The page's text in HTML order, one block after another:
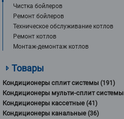
Чистка бойлеров
Ремонт бойлеров
Техническое обслуживание котлов
Ремонт котлов
Монтаж-демонтаж котлов
Товары
Кондиционеры сплит системы (191)
Кондиционеры мульти-сплит системы
Кондиционеры кассетные (41)
Кондиционеры канальные (36)